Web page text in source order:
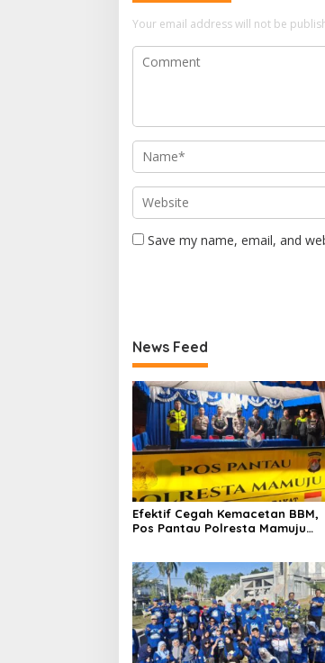
Your email address will not be
Save my name, email, and
News Feed
Efektif Cegah Kemacetan BBM,
Pos Pantau Polresta Mamuju